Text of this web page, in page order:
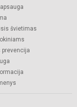
švietimas
prevencija